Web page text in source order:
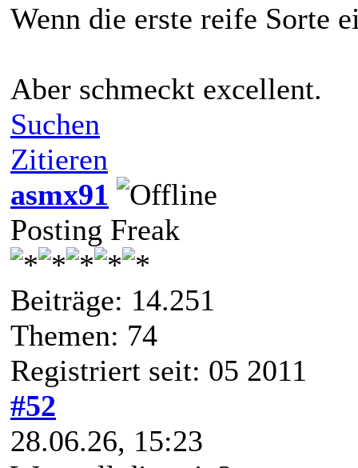
Wenn die erste reife
Aber schmeckt excellent.
Suchen
Zitieren
asmx91
Posting Freak
Beiträge: 14.251
Themen: 74
Registriert seit: 05 2011
#52
28.06.26, 15:23